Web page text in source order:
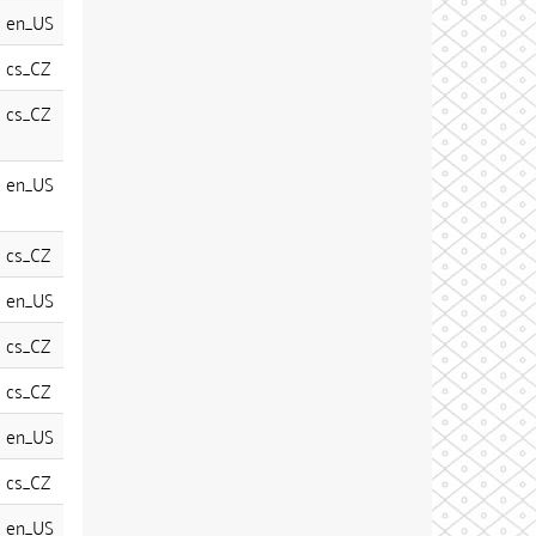
en_US
cs_CZ
cs_CZ
en_US
cs_CZ
en_US
cs_CZ
cs_CZ
en_US
cs_CZ
en_US